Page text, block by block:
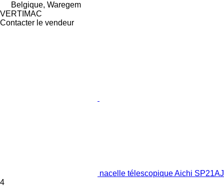
Belgique, Waregem
VERTIMAC
Contacter le vendeur
nacelle télescopique Aichi SP21AJ
4